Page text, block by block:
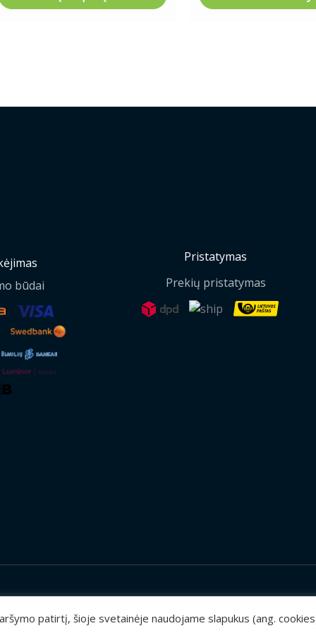
būdai
Pristatymas
Prekių pristatymas
patirtį, šioje svetainėje naudojame slapukus (ang.